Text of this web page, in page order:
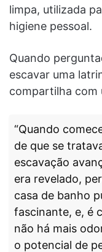
limpa, utilizada
higiene pessoal.
Quando
escavar uma
compartilha com
“Quando
de que se
escavação
era revelado,
casa de banho
fascinante, e, é
não há mais
o potencial de